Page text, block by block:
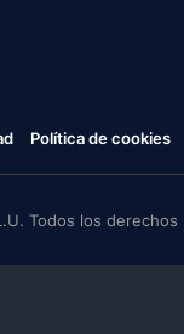
Política de cookies
Todos los derechos